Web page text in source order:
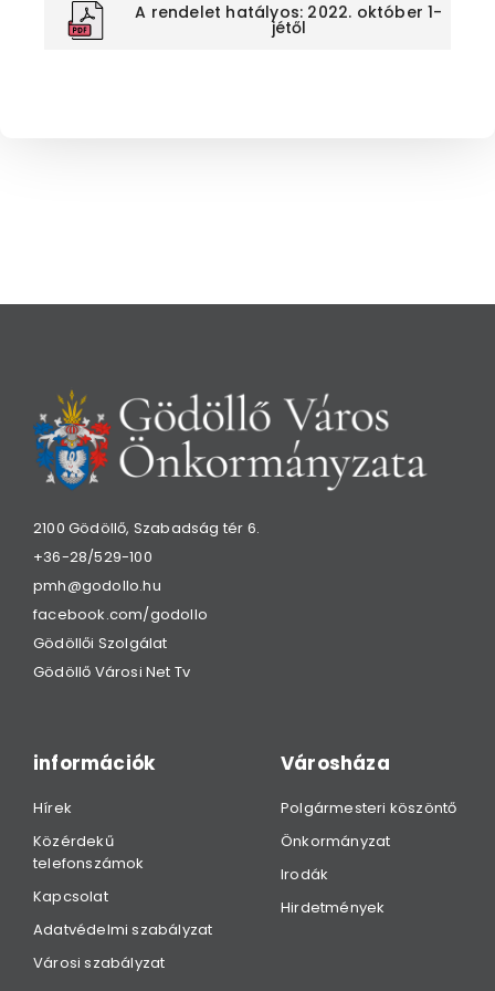
A rendelet hatályos: 2022. október 1-
jétől
2100 Gödöllő, Szabadság tér 6.
+36-28/529-100
pmh@godollo.hu
facebook.com/godollo
Gödöllői Szolgálat
Gödöllő Városi Net Tv
információk
Hírek
Közérdekű
telefonszámok
Kapcsolat
Adatvédelmi szabályzat
Városi szabályzat
Városháza
Polgármesteri köszöntő
Önkormányzat
Irodák
Hirdetmények